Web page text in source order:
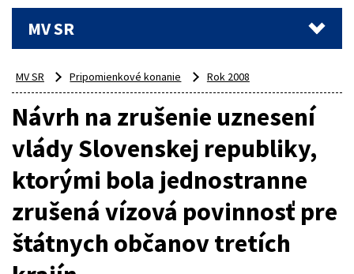
MV SR
MV SR Pripomienkové konanie Rok 2008
Návrh na zrušenie uznesení
vlády Slovenskej republiky,
ktorými bola jednostranne
zrušená vízová povinnosť pre
štátnych občanov tretích